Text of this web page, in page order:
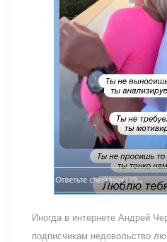
Иногда в интернете Андрей
подписчикам недовольство